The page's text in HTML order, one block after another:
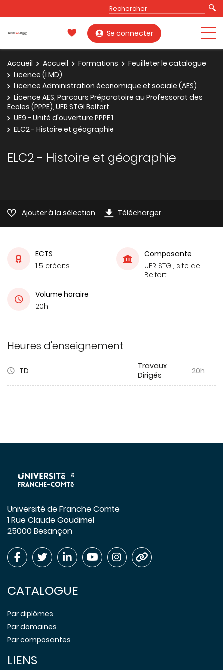
Se connecter
Accueil Accueil Formations
Feuilleter le catalogue
Licence (LMD)
Licence Administration économique et sociale (AES)
Licence AES, Parcours Préparatoire au Professorat des
Ecoles (PPPE), UFR STGI Belfort
UE9 - Unité d'ouverture PPPE 1
ELC2 - Histoire et géographie
ELC2 - Histoire et géographie
Ajouter à la sélection Télécharger
ECTS
1,5 crédits
Composante
UFR STGI, site de
Belfort
Volume horaire
20h
Heures d'enseignement
TD
Travaux
Dirigés
20h
Université de Franche Comte
1 Rue Claude Goudimel
25000 Besançon
CATALOGUE
Par diplômes
Par domaines
Par composantes
LIENS